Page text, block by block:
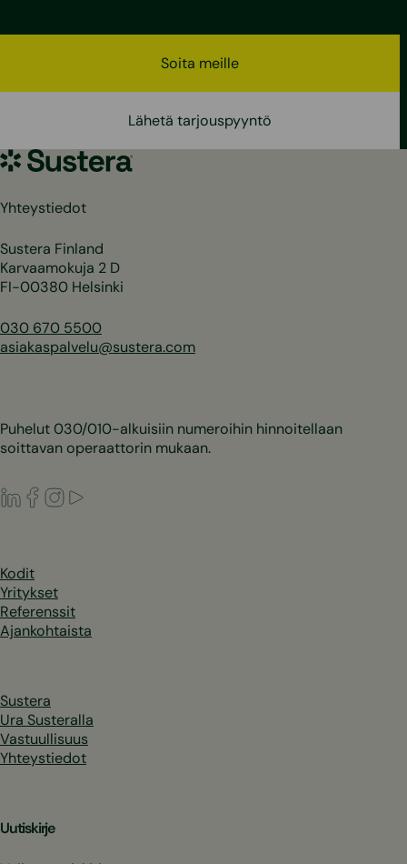
Soita meille
Lähetä tarjouspyyntö
Sustera
Yhteystiedot
Sustera Finland
Karvaamokuja 2 D
FI-00380 Helsinki
030 670 5500
asiakaspalvelu@sustera.com
Puhelut 030/010-alkuisiin numeroihin hinnoitellaan
soittavan operaattorin mukaan.
LinkedIn
Facebook
Instagram
Kodit
Yritykset
Referenssit
Ajankohtaista
Sustera
Ura Susteralla
Vastuullisuus
Yhteystiedot
Uutiskirje